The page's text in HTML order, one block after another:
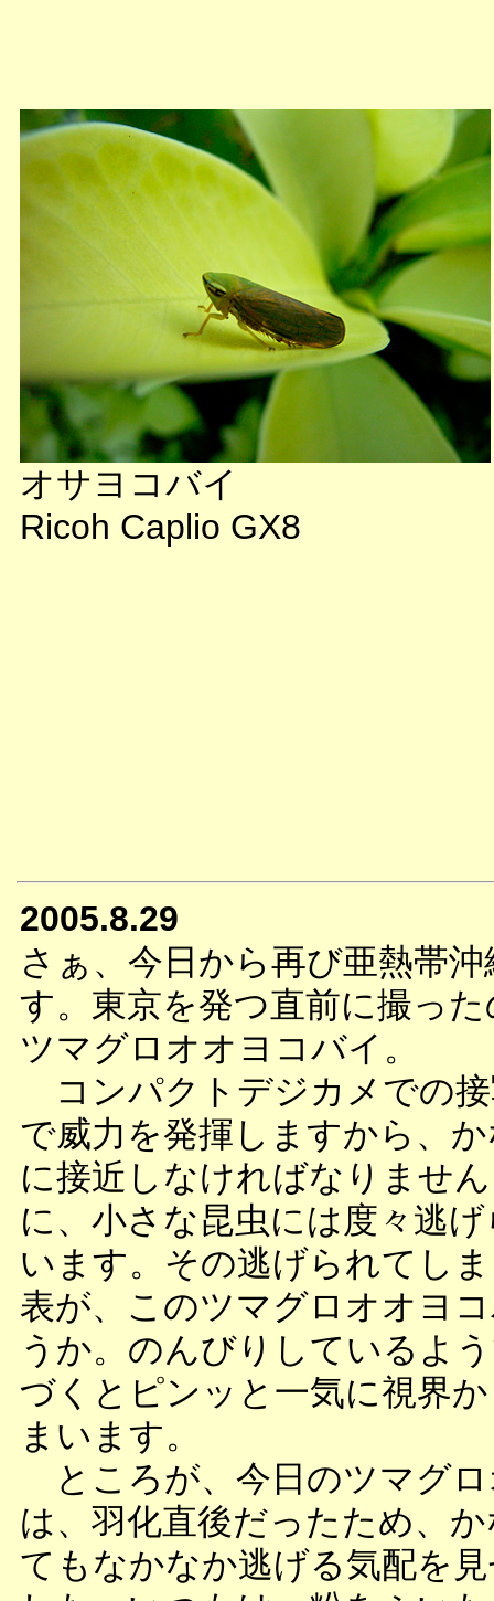
オサヨコバイ
Ricoh Caplio GX8
2005.8.29
さぁ、今日から再び亜熱帯
す。東京を発つ直前に撮っ
ツマグロオオヨコバイ。
コンパクトデジカメでの
で威力を発揮しますから、
に接近しなければなりませ
に、小さな昆虫には度々逃
います。その逃げられてし
表が、このツマグロオオヨ
うか。のんびりしているよ
づくとピンッと一気に視界
まいます。
ところが、今日のツマグ
は、羽化直後だったため、
てもなかなか逃げる気配を